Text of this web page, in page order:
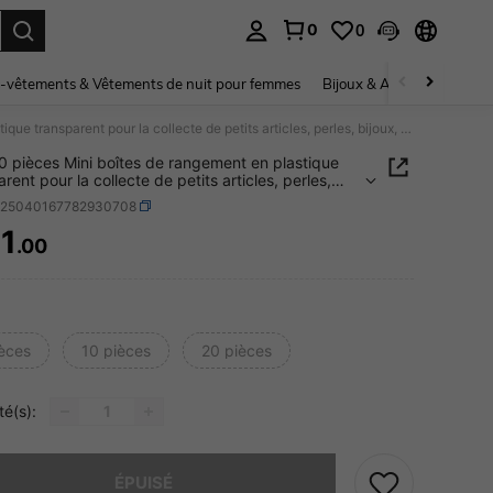
0 0
vêtements & Vêtements de nuit pour femmes Bijoux & Accessoires pour
2/10/20 pièces Mini boîtes de rangement en plastique transparent pour la collecte de petits articles, perles, bijoux, cartes de visite, pièces de jeu, artisanat
pièces Mini boîtes de rangement en plastique
pour la collecte de petits articles, perles,
de visite, pièces de jeu, artisanat
AND AVAILABILITY
.00
10 pièces 20 pièces